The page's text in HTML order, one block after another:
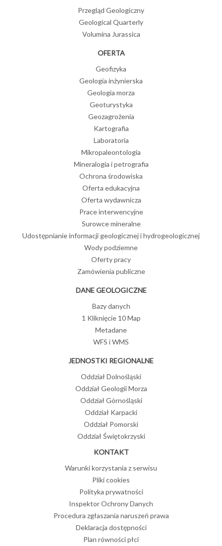
Przegląd Geologiczny
Geological Quarterly
Volumina Jurassica
OFERTA
Geofizyka
Geologia inżynierska
Geologia morza
Geoturystyka
Geozagrożenia
Kartografia
Laboratoria
Mikropaleontologia
Mineralogia i petrografia
Ochrona środowiska
Oferta edukacyjna
Oferta wydawnicza
Prace interwencyjne
Surowce mineralne
Udostępnianie informacji geologicznej i hydrogeologicznej
Wody podziemne
Oferty pracy
Zamówienia publiczne
DANE GEOLOGICZNE
Bazy danych
1 Kliknięcie 10 Map
Metadane
WFS i WMS
JEDNOSTKI REGIONALNE
Oddział Dolnośląski
Oddział Geologii Morza
Oddział Górnośląski
Oddział Karpacki
Oddział Pomorski
Oddział Świętokrzyski
KONTAKT
Warunki korzystania z serwisu
Pliki cookies
Polityka prywatności
Inspektor Ochrony Danych
Procedura zgłaszania naruszeń prawa
Deklaracja dostępności
Plan równości płci